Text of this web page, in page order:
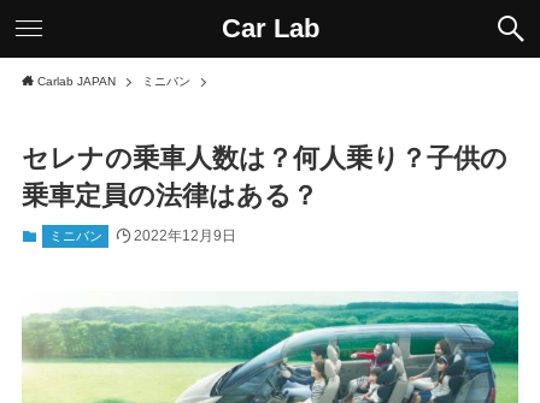
Car Lab
Carlab JAPAN ミニバン
セレナの乗車人数は？何人乗り？子供の
乗車定員の法律はある？
ミニバン 2022年12月9日